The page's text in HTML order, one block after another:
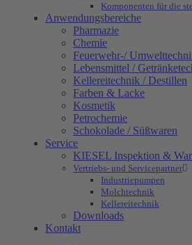
Komponenten für die
Anwendungsbereiche
Pharmazie
Chemie
Feuerwehr-/
Lebensmittel /
Kellereitechnik / Destillen
Farben & Lacke
Kosmetik
Petrochemie
Schokolade / Süßwaren
Service
KIESEL Inspektion &
Vertriebs- und Servicepartner
Industriepumpen
Molchtechnik
Kellereitechnik
Downloads
Kontakt